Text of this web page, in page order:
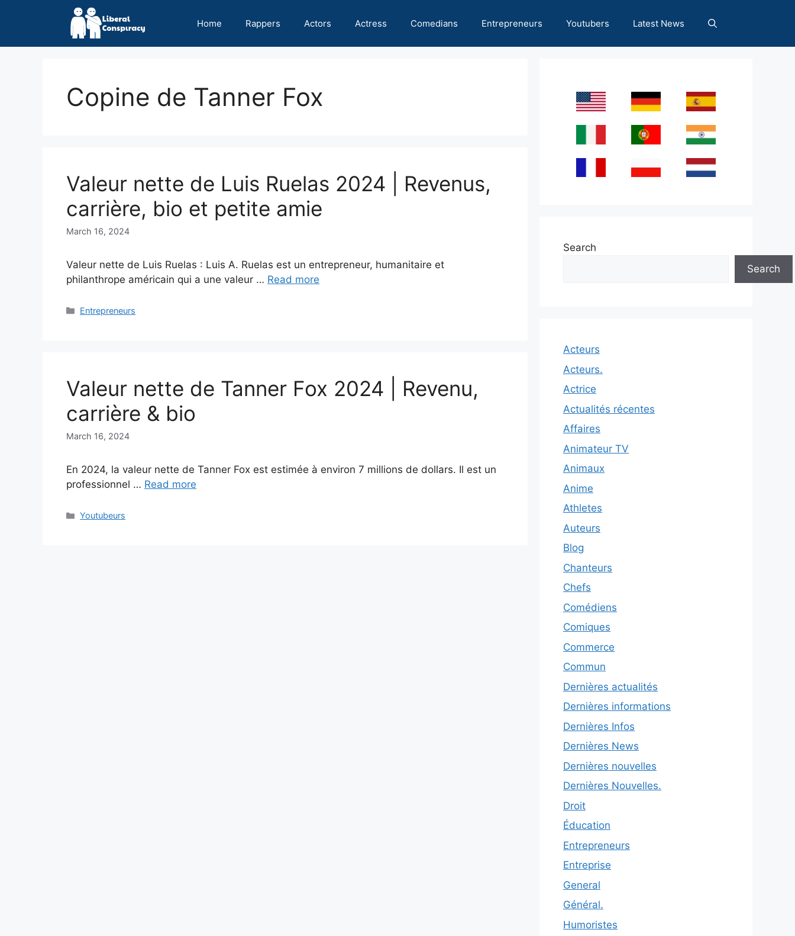
Home Rappers Actors Actress Comedians Entrepreneurs Youtubers Latest News
Copine de Tanner Fox
Valeur nette de Luis Ruelas 2024 | Revenus,
carrière, bio et petite amie
March 16, 2024
Valeur nette de Luis Ruelas : Luis A. Ruelas est un entrepreneur, humanitaire et
philanthrope américain qui a une valeur … Read more
Categories
Entrepreneurs
Valeur nette de Tanner Fox 2024 | Revenu,
carrière & bio
March 16, 2024
En 2024, la valeur nette de Tanner Fox est estimée à environ 7 millions de dollars. Il est un
professionnel … Read more
Categories
Youtubeurs
Search
Search
Acteurs
Acteurs.
Actrice
Actualités récentes
Affaires
Animateur TV
Animaux
Anime
Athletes
Auteurs
Blog
Chanteurs
Chefs
Comédiens
Comiques
Commerce
Commun
Dernières actualités
Dernières informations
Dernières Infos
Dernières News
Dernières nouvelles
Dernières Nouvelles.
Droit
Éducation
Entrepreneurs
Entreprise
General
Général.
Humoristes